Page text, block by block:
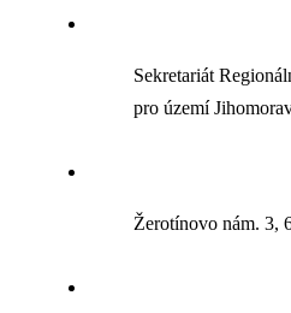
Sekretariát
pro území
Žerotínovo nám. 3,